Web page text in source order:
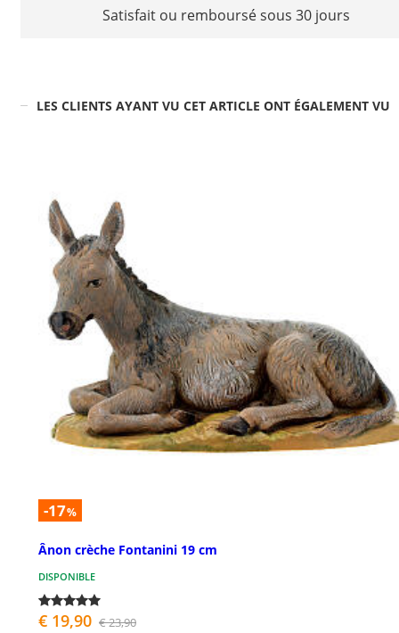
Satisfait ou remboursé sous 30 jours
LES CLIENTS AYANT VU CET ARTICLE ONT ÉGALEMENT VU
-17%
Ânon crèche Fontanini 19 cm
DISPONIBLE
€ 19,90 € 23,90